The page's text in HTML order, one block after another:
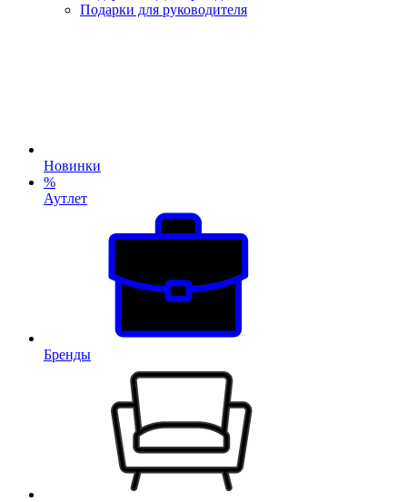
Подарки для руководителя
Новинки
%
Аутлет
Бренды